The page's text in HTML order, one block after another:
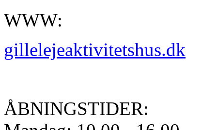
WWW:
gillelejeaktivitetshus.dk
ÅBNINGSTIDER: